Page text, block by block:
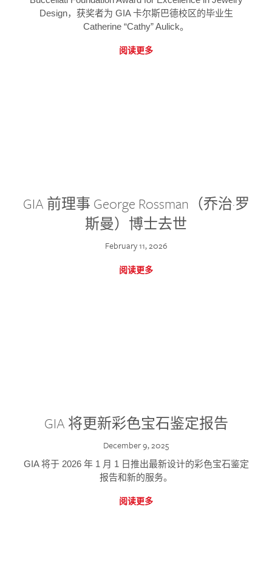
Design，获奖者为 GIA 卡尔斯巴德校区的毕业生
Catherine “Cathy” Aulick。
阅读更多
GIA 前理事 George Rossman（乔治·罗
斯曼）博士去世
February 11, 2026
阅读更多
GIA 将更新彩色宝石鉴定报告
December 9, 2025
GIA 将于 2026 年 1 月 1 日推出最新设计的彩色宝石鉴定
报告和新的服务。
阅读更多